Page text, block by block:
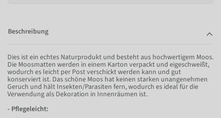
Beschreibung
Dies ist ein echtes Naturprodukt und besteht aus hochwertigem Moos.
Die Moosmatten werden in einem Karton verpackt und eigeschweißt,
wodurch es leicht per Post verschickt werden kann und gut
konserviert ist. Das schöne Moos hat keinen starken unangenehmen
Geruch und hält Insekten/Parasiten fern, wodurch es ideal für die
Verwendung als Dekoration in Innenräumen ist.
- Pflegeleicht: